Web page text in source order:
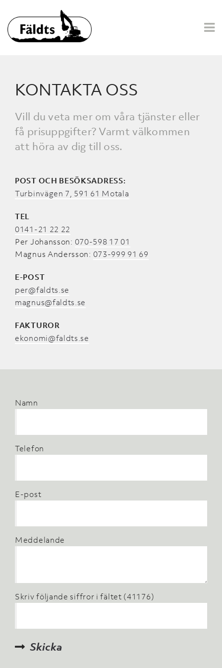
KONTAKTA OSS
Vill du veta mer om våra tjänster eller
få prisuppgifter? Varmt välkommen
att höra av dig till oss.
POST OCH BESÖKSADRESS:
Turbinvägen 7, 591 61 Motala
TEL
0141-21 22 22
Per Johansson: 070-598 17 01
Magnus Andersson: 073-999 91 69
E-POST
per@faldts.se
magnus@faldts.se
FAKTUROR
ekonomi@faldts.se
Namn
Telefon
E-post
Meddelande
Skriv följande siffror i fältet (41176)
Skicka